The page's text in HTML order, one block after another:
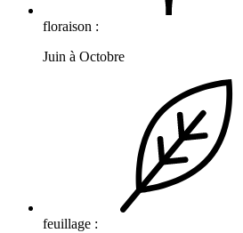
floraison :
Juin à Octobre
feuillage :